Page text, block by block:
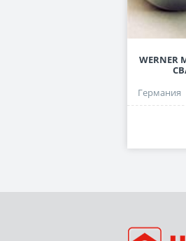
WERNER
Германия